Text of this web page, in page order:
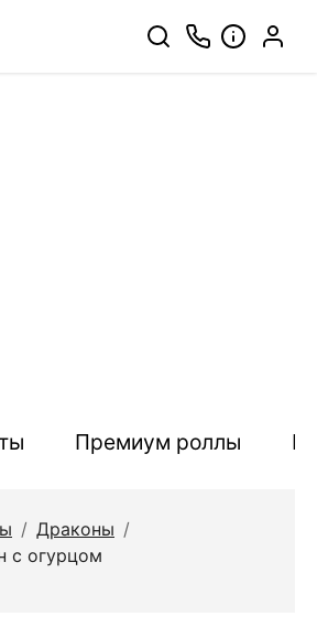
Премиум роллы
/ Драконы /
с огурцом